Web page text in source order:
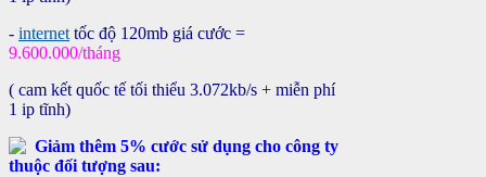
- internet tốc độ 120mb giá cước =
9.600.000/tháng
( cam kết quốc tế tối thiểu 3.072kb/s + miễn phí
1 ip tĩnh)
Giảm thêm 5% cước sử dụng cho công ty
thuộc đối tượng sau: